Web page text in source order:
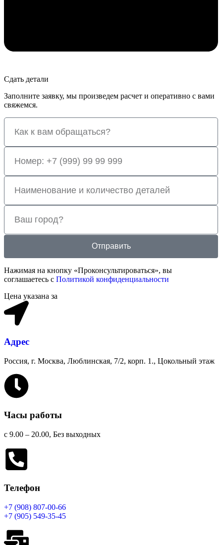
Сдать детали
Заполните заявку, мы произведем расчет и оперативно с вами
свяжемся.
Отправить
Нажимая на кнопку «Проконсультироваться», вы
соглашаетесь с Политикой конфиденциальности
Цена указана за
Адрес
Россия, г. Москва, Люблинская, 7/2, корп. 1., Цокольный этаж
Часы работы
с 9.00 – 20.00, Без выходных
Телефон
+7 (908) 807-00-66
+7 (905) 549-35-45